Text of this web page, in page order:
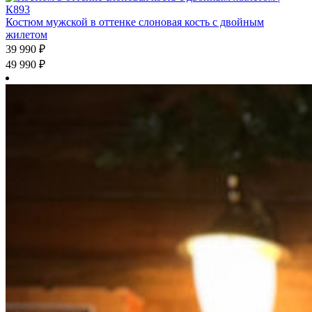
Костюм мужской в оттенке слоновая кость с двойным
жилетом
39 990 ₽
49 990 ₽